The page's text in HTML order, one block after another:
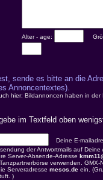
Alter - age:
sende es bitte an die
Annoncentextes).
hier: Bildannoncen haben in
im Textfeld oben
Deine E-
der Antwortmails auf
Server-Absende-Adresse
verwenden.
Serveradresse mesos.de ein.
)